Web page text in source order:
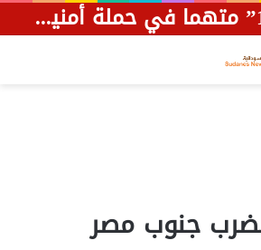
توقيف “11” متهما في حملة أمنية بمحلية أمبدة
جنوب مصر